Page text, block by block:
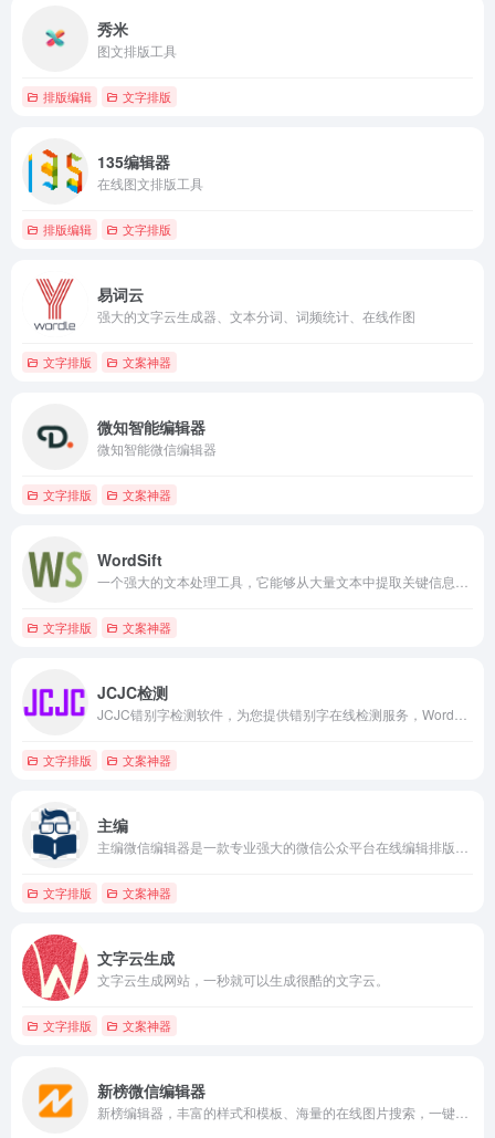
秀米
图文排版工具
排版编辑 文字排版
135编辑器
在线图文排版工具
排版编辑 文字排版
易词云
强大的文字云生成器、文本分词、词频统计、在线作图
文字排版 文案神器
微知智能编辑器
微知智能微信编辑器
文字排版 文案神器
WordSift
文字排版 文案神器
JCJC检测
文字排版 文案神器
主编
文字排版 文案神器
文字云生成
文字云生成网站，一秒就可以生成很酷的文字云。
文字排版 文案神器
新榜微信编辑器